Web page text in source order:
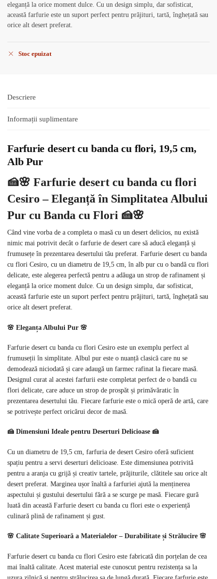
eleganță la orice moment dulce. Cu un design simplu, dar sofisticat,
această farfurie este un suport perfect pentru prăjituri, tartă, înghețată sau
orice alt desert preferat.
Stoc epuizat
Descriere
Informații suplimentare
Farfurie desert cu banda cu flori, 19,5 cm,
Alb Pur
🍰🌸 Farfurie desert cu banda cu flori
Cesiro – Eleganță în Simplitatea Albului
Pur cu Banda cu Flori 🍰🌸
Când vine vorba de a completa o masă cu un desert delicios, nu există
nimic mai potrivit decât o farfurie de desert care să aducă eleganță și
frumusețe în prezentarea desertului tău preferat. Farfurie desert cu banda
cu flori Cesiro, cu un diametru de 19,5 cm, în alb pur cu o bandă cu flori
delicate, este alegerea perfectă pentru a adăuga un strop de rafinament și
eleganță la orice moment dulce. Cu un design simplu, dar sofisticat,
această farfurie este un suport perfect pentru prăjituri, tartă, înghețată sau
orice alt desert preferat.
🌸 Eleganța Albului Pur 🌸
Farfurie desert cu banda cu flori Cesiro este un exemplu perfect al
frumuseții în simplitate. Albul pur este o nuanță clasică care nu se
demodează niciodată și care adaugă un farmec rafinat la fiecare masă.
Designul curat al acestei farfurii este completat perfect de o bandă cu
flori delicate, care aduce un strop de prospăt și primăvăratic în
prezentarea desertului tău. Fiecare farfurie este o mică operă de artă, care
se potrivește perfect oricărui decor de masă.
🍰 Dimensiuni Ideale pentru Deserturi Delicioase 🍰
Cu un diametru de 19,5 cm, farfuria de desert Cesiro oferă suficient
spațiu pentru a servi deserturi delicioase. Este dimensiunea potrivită
pentru a aranja cu grijă și creativ tartele, prăjiturile, clătitele sau orice alt
desert preferat. Marginea ușor înaltă a farfuriei ajută la menținerea
aspectului și gustului desertului fără a se scurge pe masă. Fiecare gură
luată din această Farfurie desert cu banda cu flori este o experiență
culinară plină de rafinament și gust.
🌸 Calitate Superioară a Materialelor – Durabilitate și Strălucire 🌸
Farfurie desert cu banda cu flori Cesiro este fabricată din porțelan de cea
mai înaltă calitate. Acest material este cunoscut pentru rezistența sa la